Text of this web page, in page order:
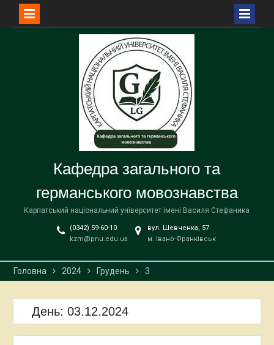
Кафедра загального та
германського мовознавства
Карпатський національний університет імені Василя Стефаника
(0342) 59-60-10
kzm@pnu.edu.ua
вул. Шевченка, 57
м. Івано-Франківськ
Головна 2024 Грудень 3
День: 03.12.2024